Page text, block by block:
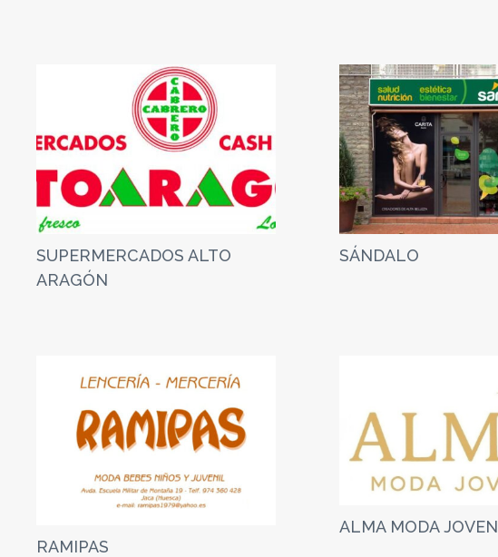
SUPERMERCADOS ALTO
ARAGÓN
SÁNDALO
RAMIPAS
ALMA MODA JOVEN